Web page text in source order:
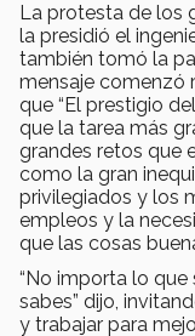
La protesta de los
la presidió el
también tomó la
mensaje comenzó
que “El prestigio
que la tarea más
grandes retos que
como la gran
privilegiados y los
empleos y la
que las cosas
“No importa lo que
sabes” dijo,
y trabajar para